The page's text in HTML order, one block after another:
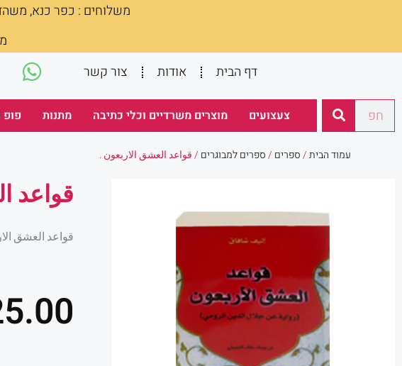
משלוחים : כפר כנא,
דף הבית
אודות צור קשר
חיפוש צעצועים מוצרים משרדיים וכלי כתיבה מתנות פופ
עמוד הבית/ספרים /ספרים למבוגרים / قواعد العشق الاربعون .
قواعد
قواعد العشق